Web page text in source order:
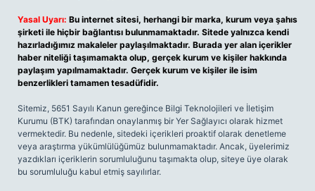
Yasal Uyarı: Bu internet sitesi, herhangi bir marka, kurum veya şahıs
şirketi ile hiçbir bağlantısı bulunmamaktadır. Sitede yalnızca kendi
hazırladığımız makaleler paylaşılmaktadır. Burada yer alan içerikler
haber niteliği taşımamakta olup, gerçek kurum ve kişiler hakkında
paylaşım yapılmamaktadır. Gerçek kurum ve kişiler ile isim
benzerlikleri tamamen tesadüfidir.
Sitemiz, 5651 Sayılı Kanun gereğince Bilgi Teknolojileri ve İletişim
Kurumu (BTK) tarafından onaylanmış bir Yer Sağlayıcı olarak hizmet
vermektedir. Bu nedenle, sitedeki içerikleri proaktif olarak denetleme
veya araştırma yükümlülüğümüz bulunmamaktadır. Ancak, üyelerimiz
yazdıkları içeriklerin sorumluluğunu taşımakta olup, siteye üye olarak
bu sorumluluğu kabul etmiş sayılırlar.